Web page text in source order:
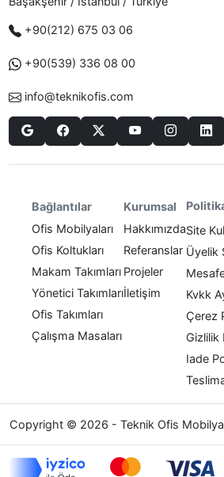
+90(212) 675 03 06
+90(539) 336 08 00
info@teknikofis.com
Bağlantılar
Ofis Mobilyaları
Ofis Koltukları
Makam Takımları
Yönetici Takımları
Ofis Takımları
Çalışma Masaları
Kurumsal
Hakkımızda
Referanslar
Projeler
İletişim
Site
Üyelik
Kvkk
Çerez
Gizlilik
Iade
Copyright © 2026 - Teknik Ofis